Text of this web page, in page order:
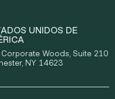
UNIDOS DE
Woods, Suite 210
NY 14623